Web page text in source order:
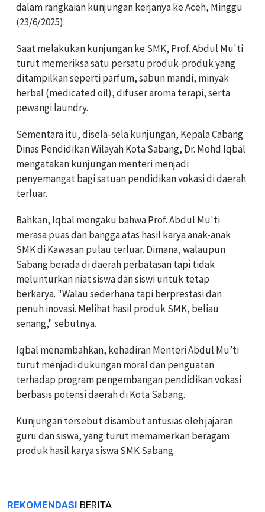
dalam rangkaian kunjungan kerjanya ke Aceh, Minggu
(23/6/2025).
Saat melakukan kunjungan ke SMK, Prof. Abdul Mu'ti
turut memeriksa satu persatu produk-produk yang
ditampilkan seperti parfum, sabun mandi, minyak
herbal (medicated oil), difuser aroma terapi, serta
pewangi laundry.
Sementara itu, disela-sela kunjungan, Kepala Cabang
Dinas Pendidikan Wilayah Kota Sabang, Dr. Mohd Iqbal
mengatakan kunjungan menteri menjadi
penyemangat bagi satuan pendidikan vokasi di daerah
terluar.
Bahkan, Iqbal mengaku bahwa Prof. Abdul Mu'ti
merasa puas dan bangga atas hasil karya anak-anak
SMK di Kawasan pulau terluar. Dimana, walaupun
Sabang berada di daerah perbatasan tapi tidak
melunturkan niat siswa dan siswi untuk tetap
berkarya. "Walau sederhana tapi berprestasi dan
penuh inovasi. Melihat hasil produk SMK, beliau
senang," sebutnya.
Iqbal menambahkan, kehadiran Menteri Abdul Mu’ti
turut menjadi dukungan moral dan penguatan
terhadap program pengembangan pendidikan vokasi
berbasis potensi daerah di Kota Sabang.
Kunjungan tersebut disambut antusias oleh jajaran
guru dan siswa, yang turut memamerkan beragam
produk hasil karya siswa SMK Sabang.
REKOMENDASI BERITA